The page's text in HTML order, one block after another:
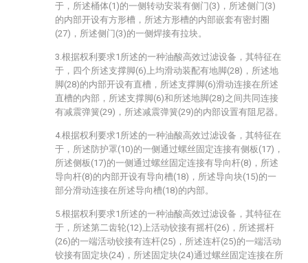
于，所述桶体(1)的一侧转动安装有侧门(3)，所述侧门(3)
的内部开设有方形槽，所述方形槽的内部嵌套有密封圈
(27)，所述侧门(3)的一侧焊接有拉块。
3.根据权利要求1所述的一种油酸高效过滤设备，其特征在
于，四个所述支撑脚(6)上均滑动装配有地脚(28)，所述地
脚(28)的内部开设有直槽，所述支撑脚(6)滑动连接在所述
直槽的内部，所述支撑脚(6)和所述地脚(28)之间共同连接
有减震弹簧(29)，所述减震弹簧(29)的内部设置有阻尼器。
4.根据权利要求1所述的一种油酸高效过滤设备，其特征在
于，所述防护罩(10)的一侧通过螺丝固定连接有侧板(17)，
所述侧板(17)的一侧通过螺丝固定连接有导向杆(8)，所述
导向杆(8)的内部开设有导向槽(18)，所述导向块(15)的一
部分滑动连接在所述导向槽(18)的内部。
5.根据权利要求1所述的一种油酸高效过滤设备，其特征在
于，所述第二齿轮(12)上活动铰接有摇杆(26)，所述摇杆
(26)的一端活动铰接有连杆(25)，所述连杆(25)的一端活动
铰接有固定块(24)，所述固定块(24)通过螺丝固定连接在所